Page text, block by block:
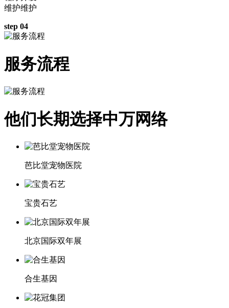
维护维护
step 04
服务流程
他们长期选择中万网络
芭比堂宠物医院
宝贵石艺
北京国际双年展
合生基因